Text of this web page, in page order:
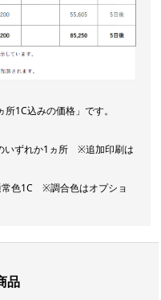
1C込みの価格」です。
いずれか1ヵ所 ※追加印刷は
色1C ※調合色はオプショ
品